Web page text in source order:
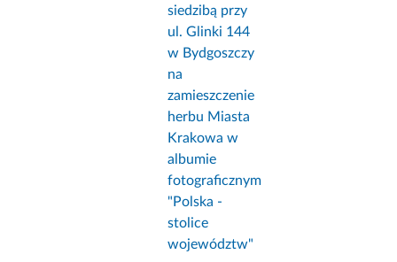
siedzibą przy
ul. Glinki 144
w Bydgoszczy
na
zamieszczenie
herbu Miasta
Krakowa w
albumie
fotograficznym
"Polska -
stolice
województw"